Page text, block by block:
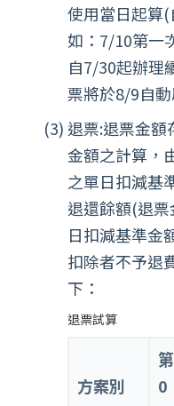
使用當日起算
如：7/10第一
自7/30起辦理
票將於8/9自
退票:退票金
金額之計算，
之單日扣減基
退還餘額(退
日扣減基準金
扣除者不予退
下：
退票試算
方案別
第
0